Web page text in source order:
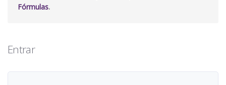
Fórmulas.
Entrar